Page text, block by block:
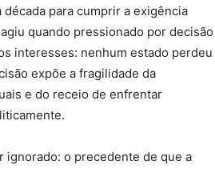
para cumprir a exigência
quando pressionado por decisão
interesses: nenhum estado perdeu
expõe a fragilidade da
e do receio de enfrentar
ignorado: o precedente de que a